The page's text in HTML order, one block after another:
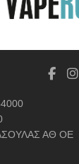
ΑΘ ΟΕ